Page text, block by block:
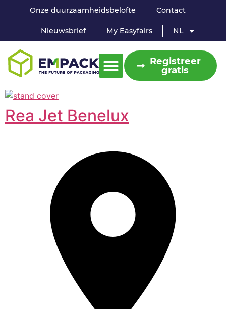
Onze duurzaamheidsbelofte Contact
Nieuwsbrief My Easyfairs NL
Registreer
gratis
Rea Jet Benelux